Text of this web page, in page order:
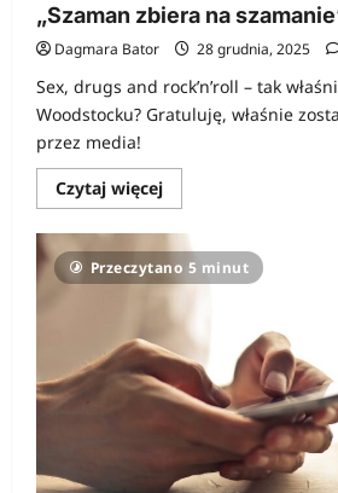
„Szaman zbiera na
Dagmara Bator 28 grudnia, 2025
Sex, drugs and rock’n’roll – tak
Woodstocku? Gratuluję, właśnie
przez media!
Czytaj więcejDowiedz
się
o
„Szaman
zbiera
na
Przeczytano 5 minut